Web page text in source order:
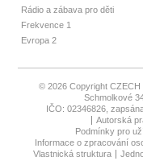
Rádio a zábava pro děti
Frekvence 1
Evropa 2
© 2026 Copyright CZECH
Schmolkové
IČO: 02346826,
Autorská
Podmínky pro
Informace o zpracování
Vlastnická struktura